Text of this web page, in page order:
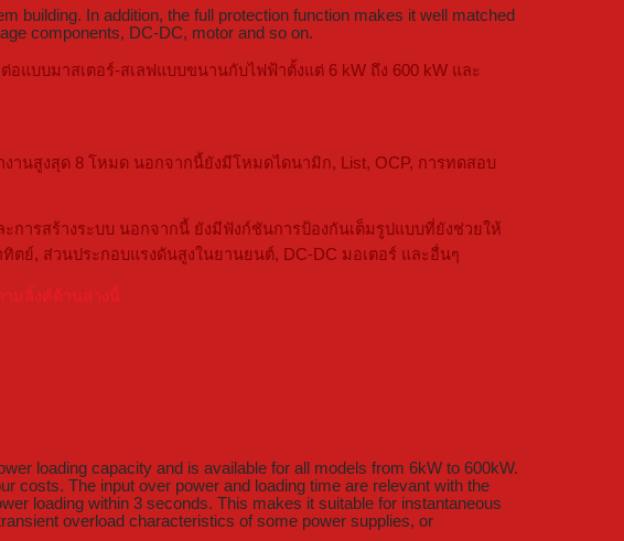
building. In addition, the full protection function makes it well matched
components, DC-DC, motor and so on.
อแบบมาสเตอร์-สเลฟแบบขนานกับไฟฟ้าตั้งแต่ 6 kW ถึง 600 kW และ
านสูงสุด 8 โหมด นอกจากนี้ยังมีโหมดไดนามิก, List, OCP, การทดสอบ
การสร้างระบบ นอกจากนี้ ยังมีฟังก์ชันการป้องกันเต็มรูปแบบที่ยังช่วยให้
ตย์, ส่วนประกอบแรงดันสูงในยานยนต์, DC-DC มอเตอร์ และอื่นๆ
ามลิ้งค์ด้านล่างนี้
loading capacity and is available for all models from 6kW to 600kW.
costs. The input over power and loading time are relevant with the
loading within 3 seconds. This makes it suitable for instantaneous
overload characteristics of some power supplies, or